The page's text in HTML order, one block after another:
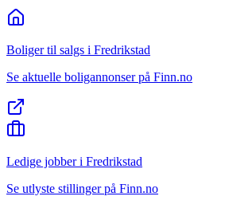
Boliger til salgs i Fredrikstad
Se aktuelle boligannonser på Finn.no
Ledige jobber i Fredrikstad
Se utlyste stillinger på Finn.no